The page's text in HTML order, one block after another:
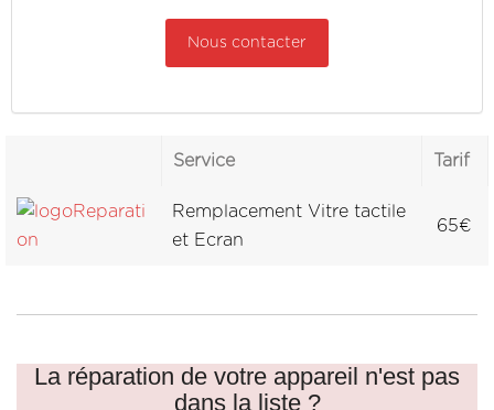
Nous contacter
Service Tarif
Remplacement Vitre tactile
et Ecran
65€
La réparation de votre appareil n'est pas
dans la liste ?